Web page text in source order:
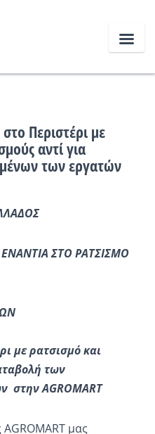
Περιστέρι με
αντί για
των εργατών
ΣΤΟ ΡΑΤΣΙΣΜΟ
με ρατσισμό και
των
στην AGROMART
μας